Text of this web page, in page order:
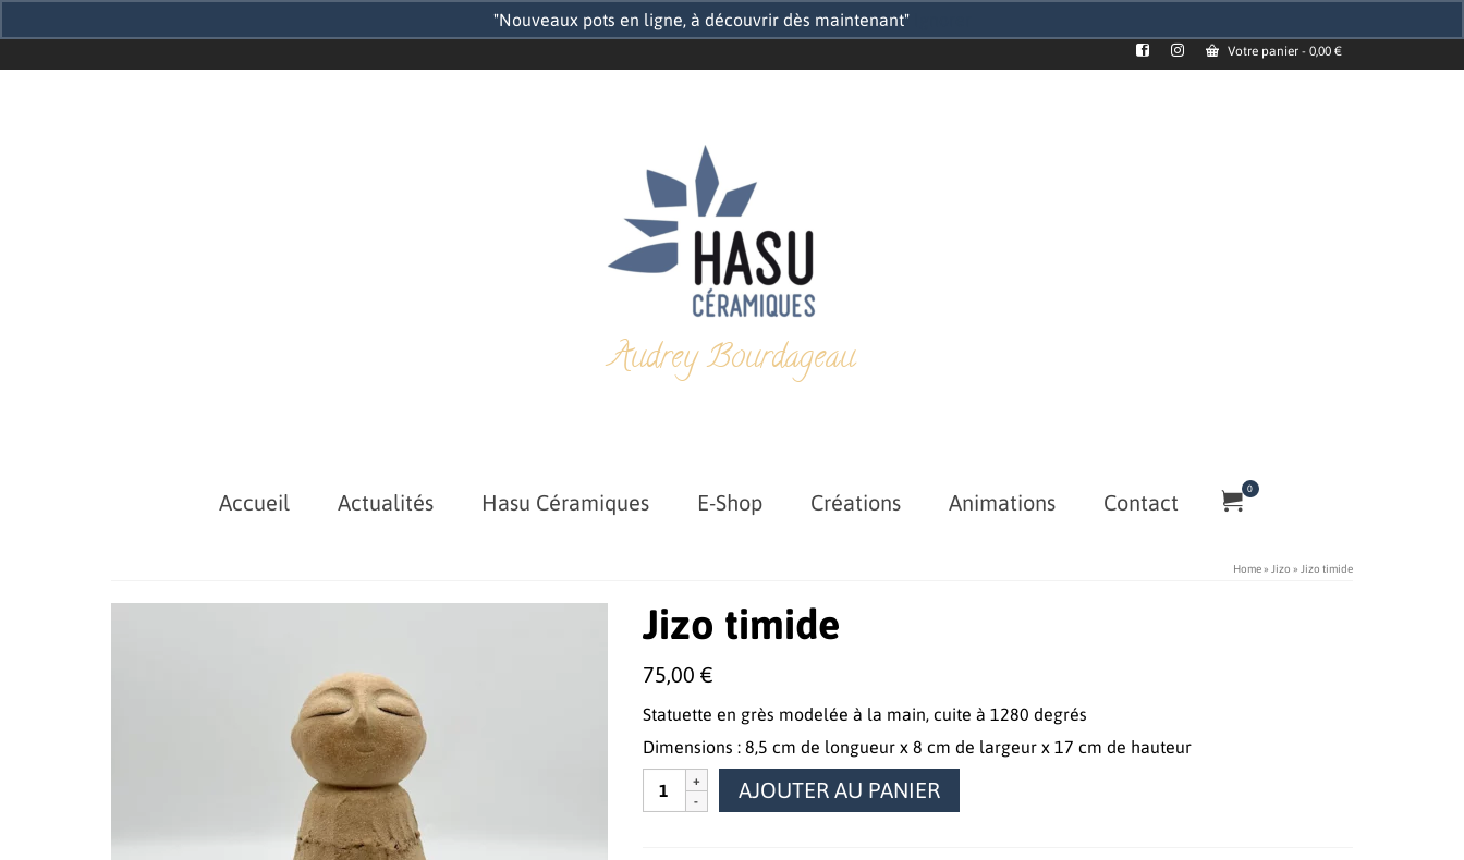
"Nouveaux pots en ligne, à découvrir dès maintenant"
Votre panier - 0,00 €
Audrey Bourdageau
Accueil Actualités Hasu Céramiques E-Shop Créations Animations Contact
0
Home» Jizo » Jizo timide
Jizo timide
75,00 €
Statuette en grès modelée à la main, cuite à 1280 degrés
Dimensions : 8,5 cm de longueur x 8 cm de largeur x 17 cm de hauteur
quantité
de
AJOUTER AU PANIER